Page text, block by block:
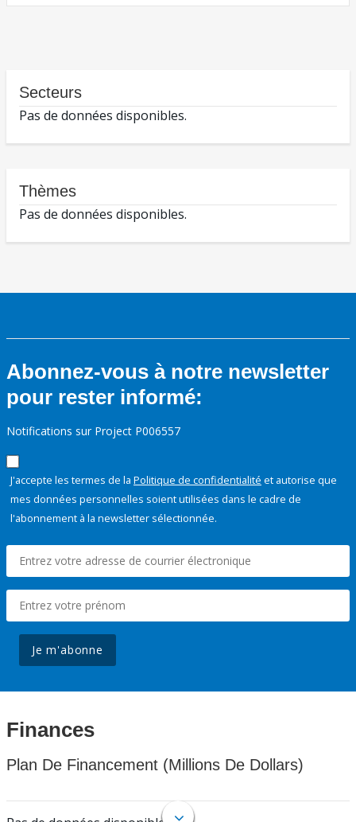
Secteurs
Pas de données disponibles.
Thèmes
Pas de données disponibles.
Abonnez-vous à notre newsletter
pour rester informé:
Notifications sur Project P006557
J'accepte les termes de la Politique de confidentialité et autorise que
mes données personnelles soient utilisées dans le cadre de
l'abonnement à la newsletter sélectionnée.
Je m'abonne
Finances
Plan De Financement (Millions De Dollars)